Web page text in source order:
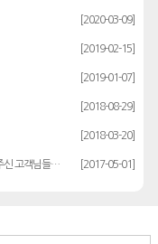
[2020-03-09]
[2019-02-15]
[2019-01-07]
[2018-08-29]
[2018-03-20]
* [동부회원권거래소]고객만족 브랜드대상 수상 성원해주신 고객님들께 감사드립… [2017-05-01]